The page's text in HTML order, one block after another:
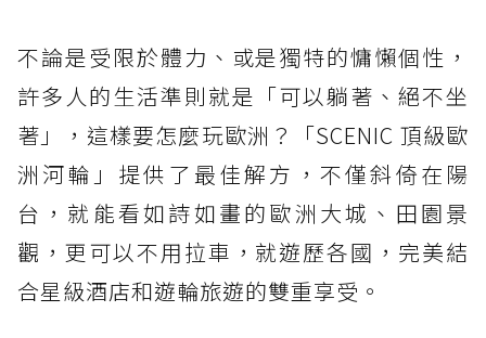
不論是受限於體力、或是獨特的慵懶個性，
許多人的生活準則就是「可以躺著、絕不坐
著」，這樣要怎麼玩歐洲？「SCENIC 頂級歐
洲河輪」提供了最佳解方，不僅斜倚在陽
台，就能看如詩如畫的歐洲大城、田園景
觀，更可以不用拉車，就遊歷各國，完美結
合星級酒店和遊輪旅遊的雙重享受。